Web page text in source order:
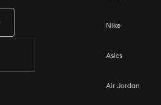
Nike
Asics
Air Jordan